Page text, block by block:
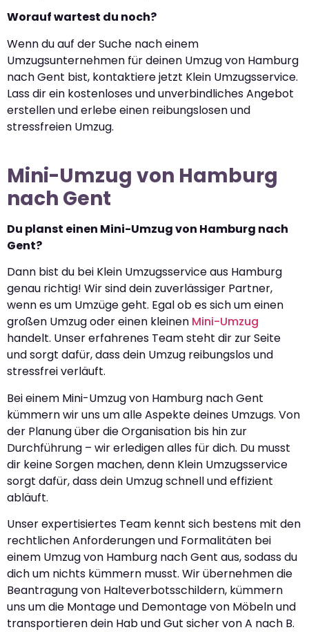
Worauf wartest du noch?
Wenn du auf der Suche nach einem
Umzugsunternehmen für deinen Umzug von Hamburg
nach Gent bist, kontaktiere jetzt Klein Umzugsservice.
Lass dir ein kostenloses und unverbindliches Angebot
erstellen und erlebe einen reibungslosen und
stressfreien Umzug.
Mini-Umzug von Hamburg
nach Gent
Du planst einen Mini-Umzug von Hamburg nach
Gent?
Dann bist du bei Klein Umzugsservice aus Hamburg
genau richtig! Wir sind dein zuverlässiger Partner,
wenn es um Umzüge geht. Egal ob es sich um einen
großen Umzug oder einen kleinen Mini-Umzug
handelt. Unser erfahrenes Team steht dir zur Seite
und sorgt dafür, dass dein Umzug reibungslos und
stressfrei verläuft.
Bei einem Mini-Umzug von Hamburg nach Gent
kümmern wir uns um alle Aspekte deines Umzugs. Von
der Planung über die Organisation bis hin zur
Durchführung – wir erledigen alles für dich. Du musst
dir keine Sorgen machen, denn Klein Umzugsservice
sorgt dafür, dass dein Umzug schnell und effizient
abläuft.
Unser expertisiertes Team kennt sich bestens mit den
rechtlichen Anforderungen und Formalitäten bei
einem Umzug von Hamburg nach Gent aus, sodass du
dich um nichts kümmern musst. Wir übernehmen die
Beantragung von Halteverbotsschildern, kümmern
uns um die Montage und Demontage von Möbeln und
transportieren dein Hab und Gut sicher von A nach B.